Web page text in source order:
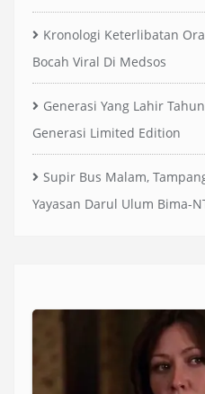
Kronologi Keterlibatan
Bocah Viral Di Medsos
Generasi Yang Lahir
Generasi Limited Edition
Supir Bus Malam,
Yayasan Darul Ulum Bima-